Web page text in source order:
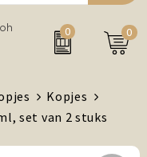
0 0
Kopjes
set van 2 stuks